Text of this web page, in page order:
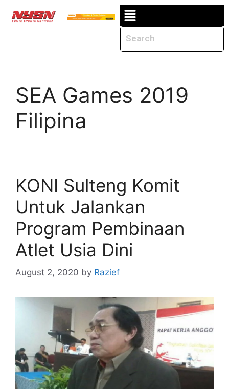
SEA Games 2019
Filipina
KONI Sulteng Komit
Untuk Jalankan
Program Pembinaan
Atlet Usia Dini
August 2, 2020 by Razief